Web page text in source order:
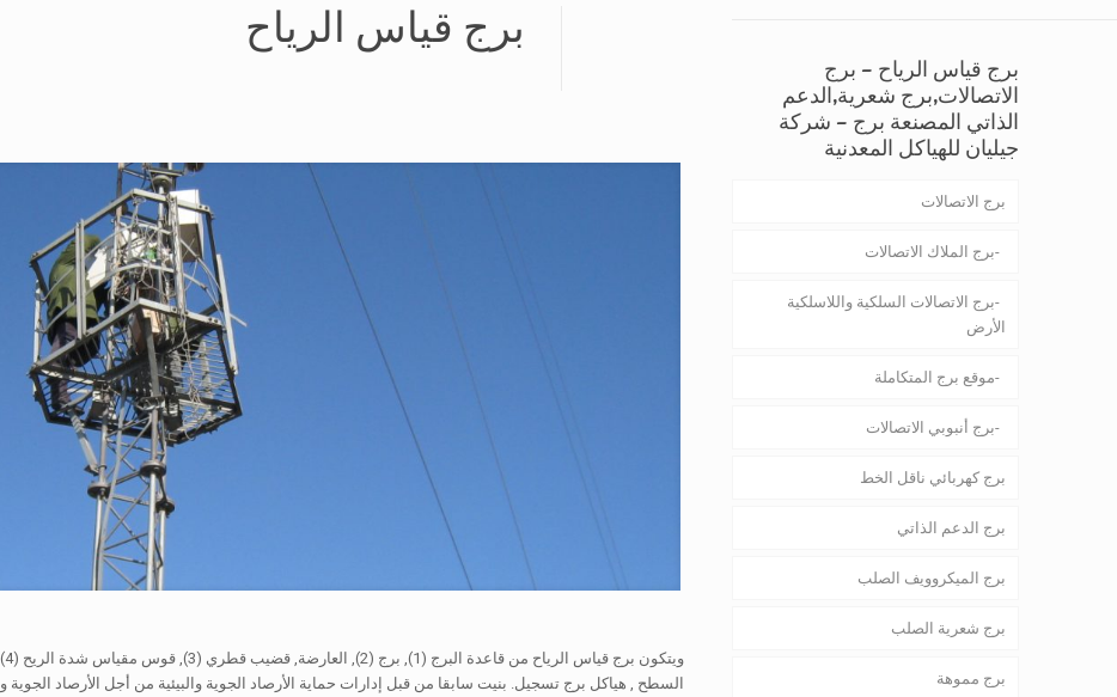
برج قياس الرياح
السطح , هياكل برج تسجيل. بنيت سابقا من قبل إدارات حماية الأرصاد الجوية والبيئية من أجل الأرصاد الجوية
برج قياس الرياح – برج
الاتصالات,برج شعرية,الدعم
الذاتي المصنعة برج – شركة
جيليان للهياكل المعدنية
برج الاتصالات
برج الملاك الاتصالات
برج الاتصالات السلكية واللاسلكية
الأرض
موقع برج المتكاملة
برج أنبوبي الاتصالات
برج كهربائي ناقل الخط
برج الدعم الذاتي
برج الميكروويف الصلب
برج شعرية الصلب
برج مموهة